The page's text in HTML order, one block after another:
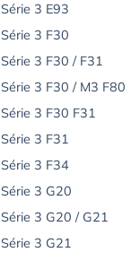
Série 3 E93
Série 3 F30
Série 3 F30 / F31
Série 3 F30 / M3 F80
Série 3 F30 F31
Série 3 F31
Série 3 F34
Série 3 G20
Série 3 G20 / G21
Série 3 G21